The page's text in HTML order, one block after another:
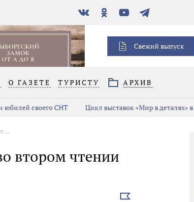
В
контакте
Одноклассники
YouTubeТелеграм
Свежий выпуск
О ГАЗЕТЕ ТУРИСТУ АРХИВ
юбилей своего СНТ Цикл выставок «Мир в деталях»
втором чтении
Выбрать